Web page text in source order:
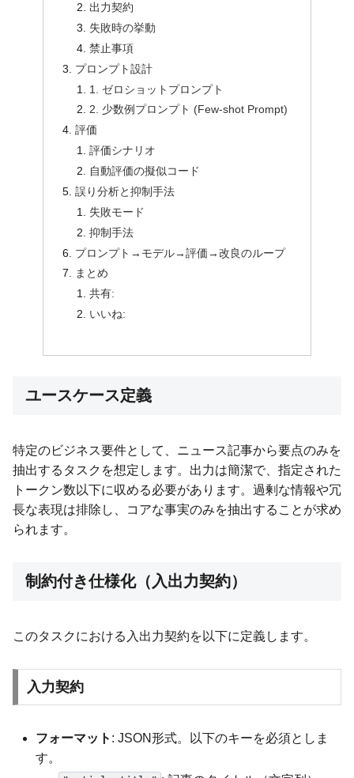
出力契約
失敗時の挙動
禁止事項
プロンプト設計
1. ゼロショットプロンプト
2. 少数例プロンプト (Few-shot Prompt)
評価
評価シナリオ
自動評価の擬似コード
誤り分析と抑制手法
失敗モード
抑制手法
プロンプト→モデル→評価→改良のループ
まとめ
共有:
いいね:
ユースケース定義
特定のビジネス要件として、ニュース記事から要点のみを
抽出するタスクを想定します。出力は簡潔で、指定された
トークン数以下に収める必要があります。過剰な情報や冗
長な表現は排除し、コアな事実のみを抽出することが求め
られます。
制約付き仕様化（入出力契約）
このタスクにおける入出力契約を以下に定義します。
入力契約
フォーマット : JSON形式。以下のキーを必須としま
す。